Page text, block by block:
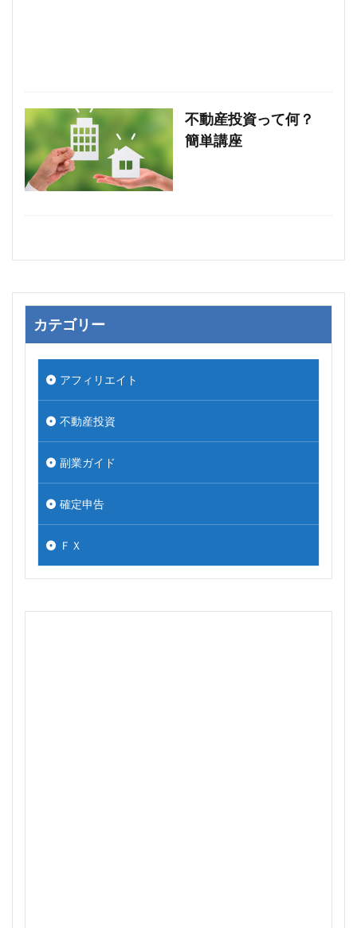
不動産投資って何？
簡単講座
カテゴリー
アフィリエイト
不動産投資
副業ガイド
確定申告
ＦＸ